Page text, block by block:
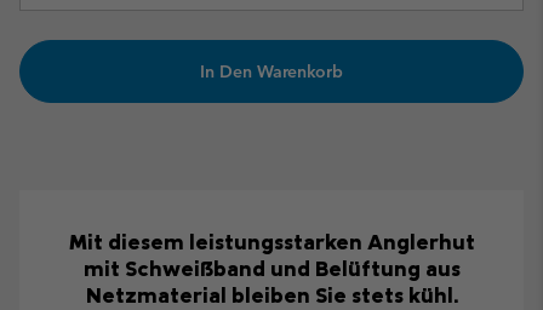
In Den Warenkorb
Mit diesem leistungsstarken Anglerhut
mit Schweißband und Belüftung aus
Netzmaterial bleiben Sie stets kühl.